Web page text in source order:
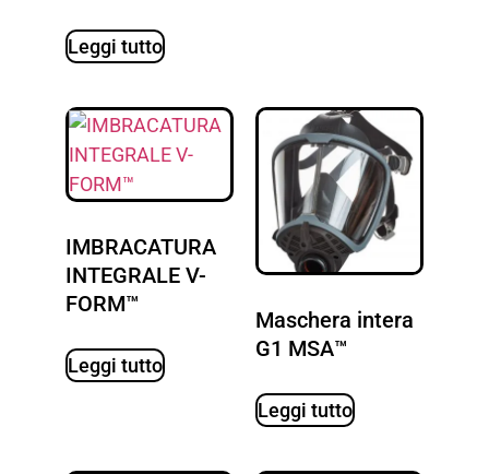
Leggi tutto
IMBRACATURA
INTEGRALE V-
FORM™
Leggi tutto
Maschera intera
G1 MSA™
Leggi tutto